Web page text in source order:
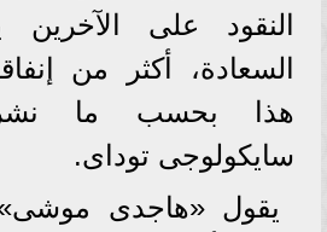
النقود على الآخرين
السعادة، أكثر من
هذا بحسب ما
سايكولوجى توداى.
يقول «هاجدى